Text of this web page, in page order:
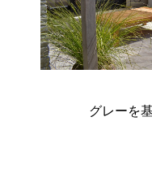
グレーを